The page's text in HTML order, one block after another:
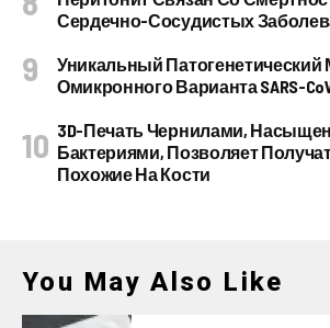
Сердечно-Сосудистых
Уникальный Патогенетический
Омикронного Варианта SARS-
3D-Печать Чернилами,
Бактериями, Позволяет
Похожие На Кости
You May Also Like